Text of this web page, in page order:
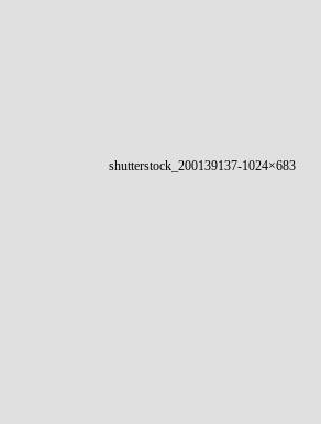
shutterstock_200139137-1024×683